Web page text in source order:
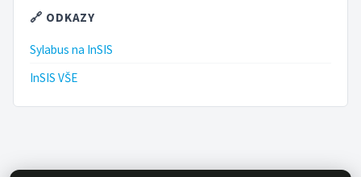
🔗 ODKAZY
Sylabus na InSIS
InSIS VŠE